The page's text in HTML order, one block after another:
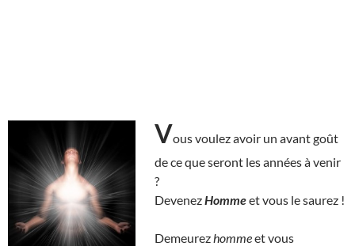
Vous voulez avoir un avant goût
de ce que seront les années à venir
?
DevenezHommeet vous le saurez !
Demeurez hommeet vous